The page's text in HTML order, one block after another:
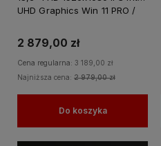
UHD Graphics Win 11 PRO /
2 879,00 zł
Cena regularna: 3 189,00 zł
Najniższa cena: 2 979,00 zł
Do koszyka